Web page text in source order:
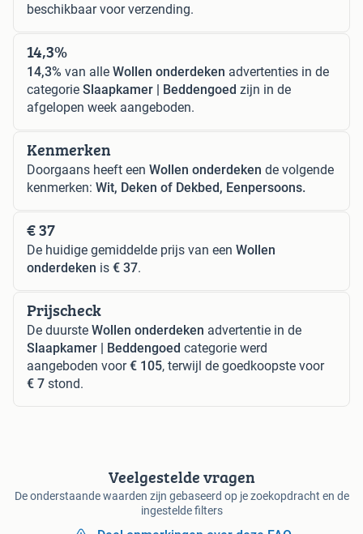
beschikbaar voor verzending.
14,3%
14,3% van alle Wollen onderdeken advertenties in de
categorie Slaapkamer | Beddengoed zijn in de
afgelopen week aangeboden.
Kenmerken
Doorgaans heeft een Wollen onderdeken de volgende
kenmerken: Wit, Deken of Dekbed, Eenpersoons.
€ 37
De huidige gemiddelde prijs van een Wollen
onderdeken is € 37.
Prijscheck
De duurste Wollen onderdeken advertentie in de
Slaapkamer | Beddengoed categorie werd
aangeboden voor€ 105, terwijl de goedkoopste voor
€ 7 stond.
Veelgestelde vragen
De onderstaande waarden zijn gebaseerd op je zoekopdracht en de
ingestelde filters